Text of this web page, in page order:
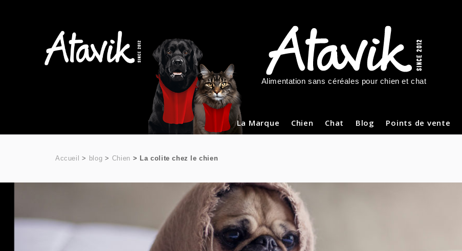
Alimentation sans céréales pour chien et chat
La Marque Chien Chat Blog Points de vente
Accueil blog Chien La colite chez le chien